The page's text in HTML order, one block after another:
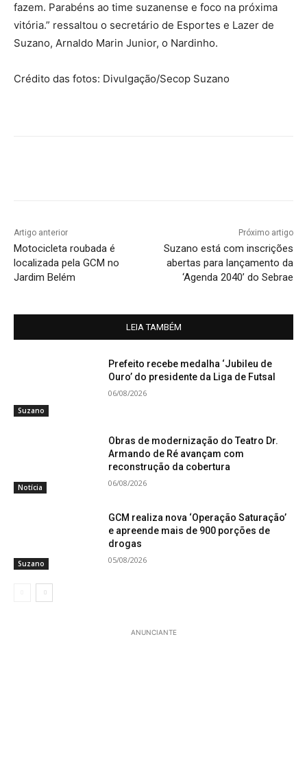
fazem. Parabéns ao time suzanense e foco na próxima
vitória.” ressaltou o secretário de Esportes e Lazer de
Suzano, Arnaldo Marin Junior, o Nardinho.
Crédito das fotos: Divulgação/Secop Suzano
Artigo anterior
Motocicleta roubada é
localizada pela GCM no
Jardim Belém
Próximo artigo
Suzano está com inscrições
abertas para lançamento da
‘Agenda 2040’ do Sebrae
LEIA TAMBÉM
Suzano
Prefeito recebe medalha ‘Jubileu de
Ouro’ do presidente da Liga de Futsal
06/08/2026
Notícia
Obras de modernização do Teatro Dr.
Armando de Ré avançam com
reconstrução da cobertura
06/08/2026
Suzano
GCM realiza nova ‘Operação Saturação’
e apreende mais de 900 porções de
drogas
05/08/2026
ANUNCIANTE